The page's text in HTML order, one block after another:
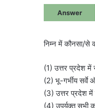
Answer
निम्न में कौनसा/
(1) उत्तर प्रदेश में
(2) भू-गर्भीय सर्वे
(3) उत्तर प्रदेश
(4) उपर्युक्त सभी